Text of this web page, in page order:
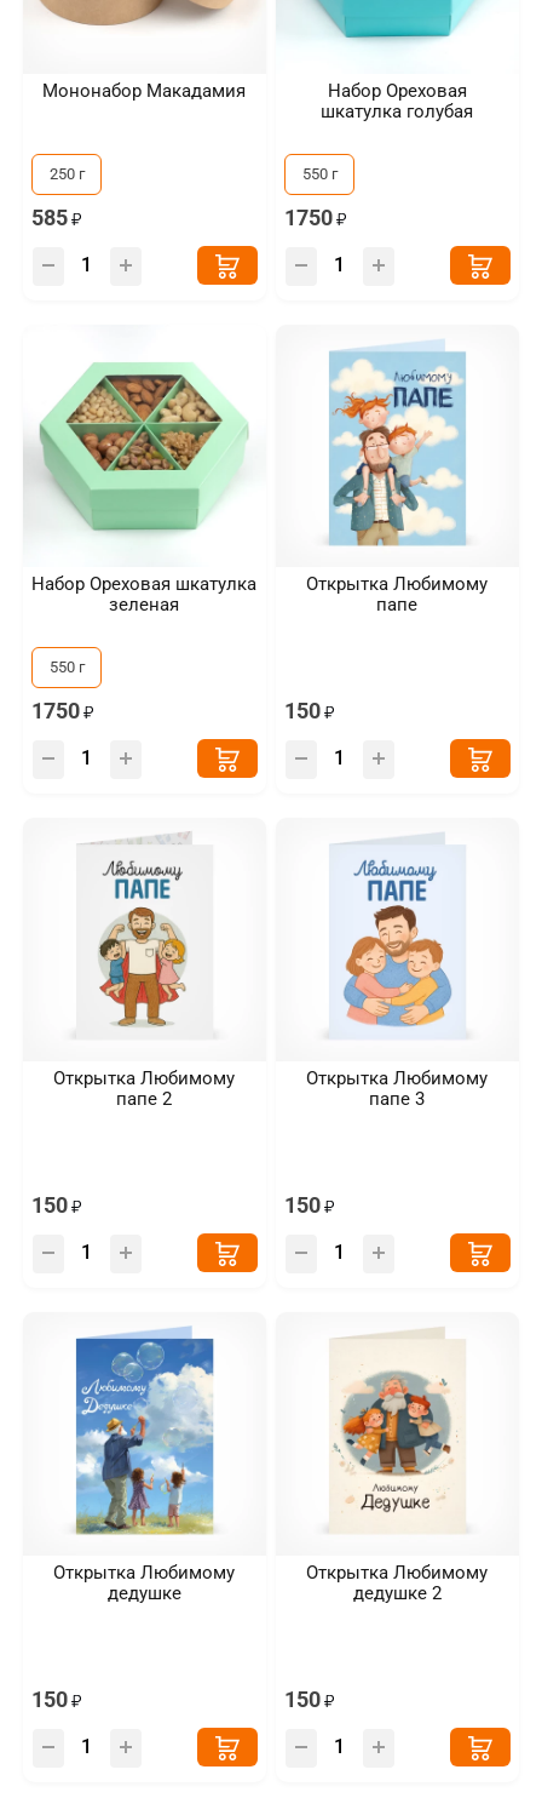
Мононабор Макадамия
250 г
585
Набор Ореховая
шкатулка голубая
550 г
1750
Набор Ореховая шкатулка
зеленая
550 г
1750
Открытка Любимому
папе
150
Открытка Любимому
папе 2
150
Открытка Любимому
папе 3
150
Открытка Любимому
дедушке
150
Открытка Любимому
дедушке 2
150